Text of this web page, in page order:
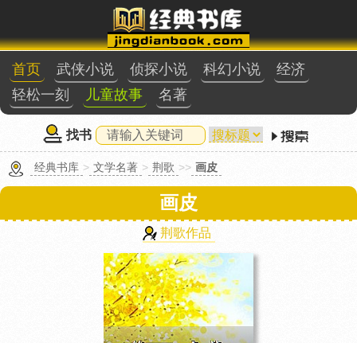
首页 武侠小说 侦探小说 科幻小说
经济
轻松一刻
儿童故事 名著
找书
经典书库 > 文学名著 > 荆歌 >> 画皮
画皮
荆歌作品